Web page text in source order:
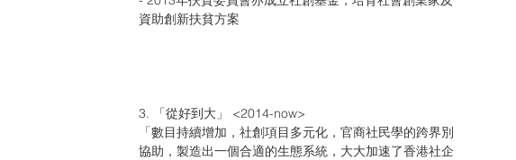
資助創新扶貧方案
3. 「從好到大」 <2014-now>
「數目持續增加，社創項目多元化，官商社民學的跨界別
協助，製造出一個合適的生態系統，大大加速了香港社企